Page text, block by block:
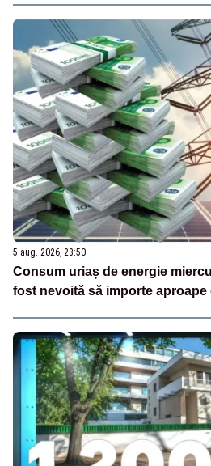
5 aug. 2026, 23:50
Consum uriaș de energie
fost nevoită să importe